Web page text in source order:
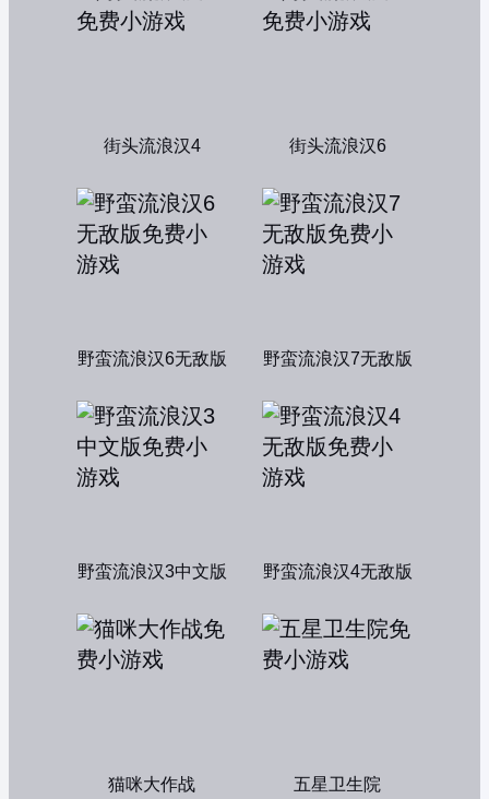
街头流浪汉4 街头流浪汉6
野蛮流浪汉6无敌版 野蛮流浪汉7无敌版
野蛮流浪汉3中文版 野蛮流浪汉4无敌版
猫咪大作战 五星卫生院